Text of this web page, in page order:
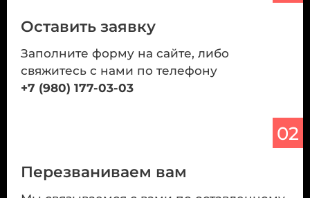
Оставить заявку
Заполните форму на сайте, либо
свяжитесь с нами по телефону
+7 (980) 177-03-03
02
Перезваниваем вам